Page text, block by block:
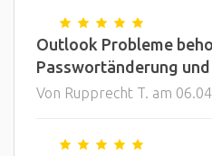
Outlook Probleme
Passwortänderung
Von Rupprecht T. am